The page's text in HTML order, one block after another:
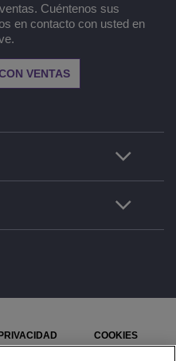
Cuéntenos sus
en contacto con usted en
VENTAS
COOKIES